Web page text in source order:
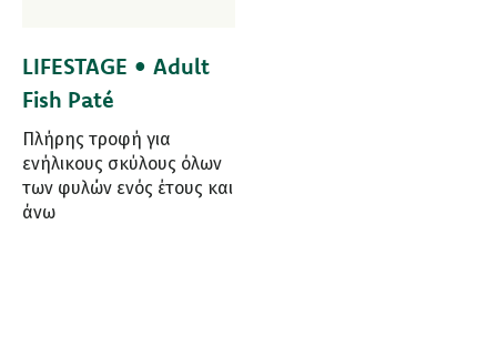
LIFESTAGE • Adult
Fish Paté
Πλήρης τροφή για
ενήλικους σκύλους όλων
των φυλών ενός έτους και
άνω